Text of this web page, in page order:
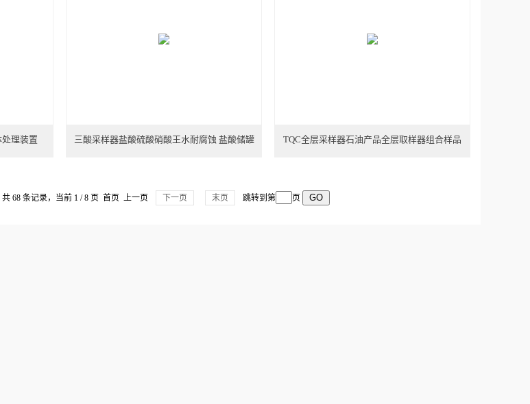
理装置 三酸采样器盐酸硫酸硝酸王水耐腐蚀 盐酸储罐 TQC全层采样器石油产品全层取样器组合样品
共 68 条记录，当前 1 / 8 页 首页 上一页 下一页 末页 跳转到第 页